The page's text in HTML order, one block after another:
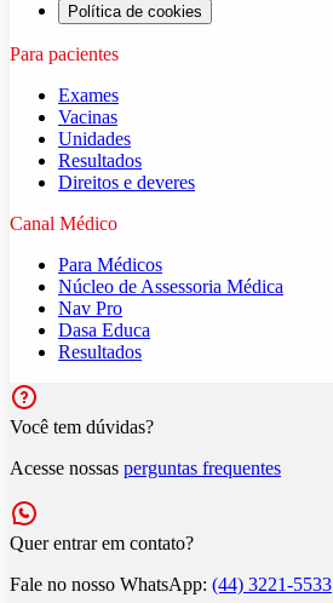
Política de cookies
Para pacientes
Exames
Vacinas
Unidades
Resultados
Direitos e deveres
Canal Médico
Para Médicos
Núcleo de Assessoria Médica
Nav Pro
Dasa Educa
Resultados
Você tem dúvidas?
Acesse nossas perguntas frequentes
Quer entrar em contato?
Fale no nosso WhatsApp: (44) 3221-5533